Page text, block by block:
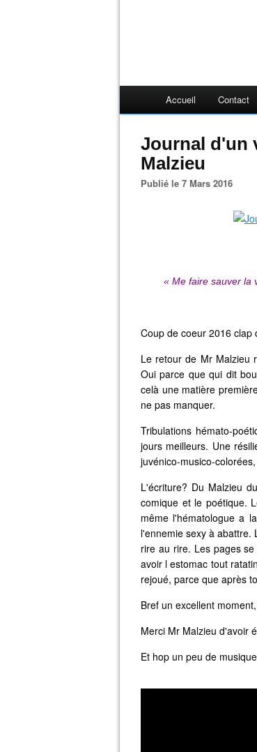
Accueil Contact
Journal d'un
Malzieu
Publié le 7 Mars 2016
« Me faire sauver la
Coup de coeur 2016 clap
Le retour de Mr Malzieu
Oui parce que qui dit
celà une matière
ne pas manquer.
Tribulations hémato-
jours meilleurs. Une
juvénico-musico-
L'écriture? Du Malzieu
comique et le poétique.
même l'hématologue a
l'ennemie sexy à
rire au rire. Les pages
avoir l estomac tout
rejoué, parce que après
Bref un excellent
Merci Mr Malzieu d'avoir
Et hop un peu de